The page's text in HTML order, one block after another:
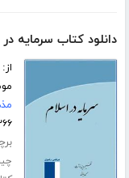
دانلود کتاب سرمایه در
از:
۲۶۶